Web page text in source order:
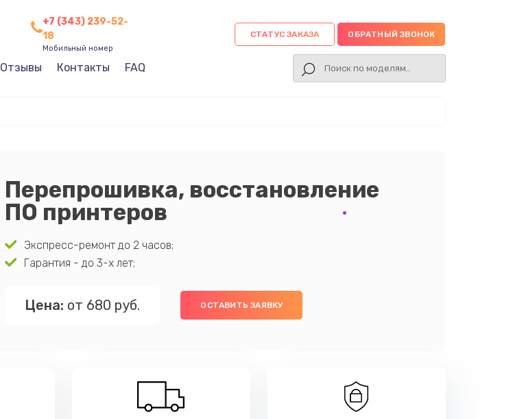
+7 (343) 239-52-
18
Мобильный номер
СТАТУС ЗАКАЗА ОБРАТНЫЙ ЗВОНОК
Отзывы Контакты FAQ
Перепрошивка, восстановление
ПО принтеров
Экспресс-ремонт до 2 часов;
Гарантия - до 3-х лет;
Цена: от 680 руб. ОСТАВИТЬ ЗАЯВКУ